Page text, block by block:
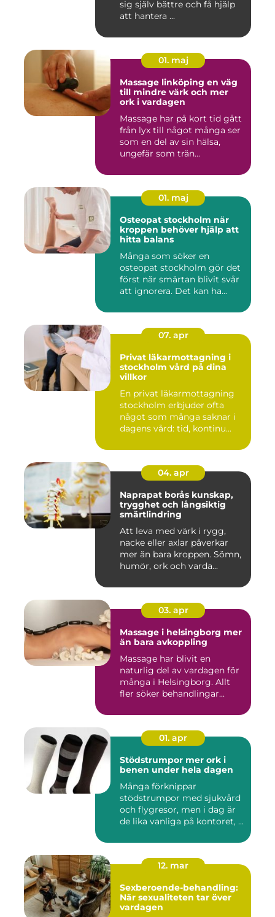
sig själv bättre och få hjälp
att hantera ...
01. maj
Massage linköping en väg
till mindre värk och mer
ork i vardagen
Massage har på kort tid gått
från lyx till något många ser
som en del av sin hälsa,
ungefär som trän...
01. maj
Osteopat stockholm när
kroppen behöver hjälp att
hitta balans
Många som söker en
osteopat stockholm gör det
först när smärtan blivit svår
att ignorera. Det kan ha...
07. apr
Privat läkarmottagning i
stockholm vård på dina
villkor
En privat läkarmottagning
stockholm erbjuder ofta
något som många saknar i
dagens vård: tid, kontinu...
04. apr
Naprapat borås kunskap,
trygghet och långsiktig
smärtlindring
Att leva med värk i rygg,
nacke eller axlar påverkar
mer än bara kroppen. Sömn,
humör, ork och varda...
03. apr
Massage i helsingborg mer
än bara avkoppling
Massage har blivit en
naturlig del av vardagen för
många i Helsingborg. Allt
fler söker behandlingar...
01. apr
Stödstrumpor mer ork i
benen under hela dagen
Många förknippar
stödstrumpor med sjukvård
och flygresor, men i dag är
de lika vanliga på kontoret, ...
12. mar
Sexberoende-behandling:
När sexualiteten tar över
vardagen